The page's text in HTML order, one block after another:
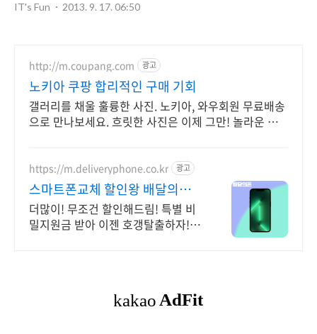
IT's Fun 2013. 9. 17. 06:50
http://m.coupang.com 광고
노키아 쿠팡 합리적인 구매 기회
갤러리를 채울 훌륭한 사진. 노키아, 와우회원 무료배송
으로 만나보세요. 흐릿한 사진은 이제 그만! 놀라운 카
https://m.deliveryphone.co.kr 광고
스마트폰교체 할인왕 배달의폰
박리다매! 무조건 더 할인!
더많이! 무조건 할인해드림! 특별 비
밀지원금 받아 이젠 호갱탈출하자!